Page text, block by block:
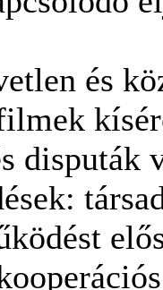
és
disputák